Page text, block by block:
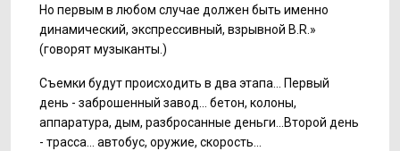
Но первым в любом случае должен быть именно
динамический, экспрессивный, взрывной B.R.»
(говорят музыканты.)
Съемки будут происходить в два этапа... Первый
день - заброшенный завод... бетон, колоны,
аппаратура, дым, разбросанные деньги...Второй день
- трасса... автобус, оружие, скорость...